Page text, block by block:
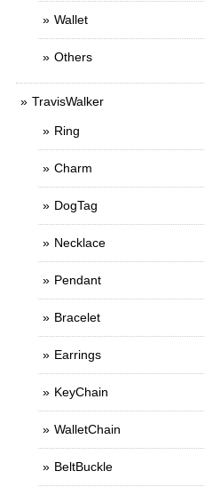
Wallet
Others
TravisWalker
Ring
Charm
DogTag
Necklace
Pendant
Bracelet
Earrings
KeyChain
WalletChain
BeltBuckle